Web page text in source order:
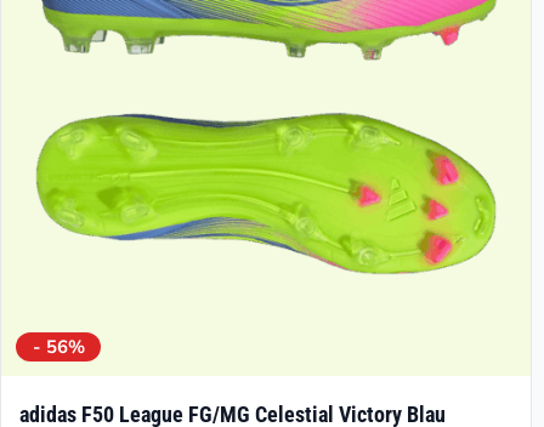
- 56%
adidas F50 League FG/MG Celestial Victory Blau